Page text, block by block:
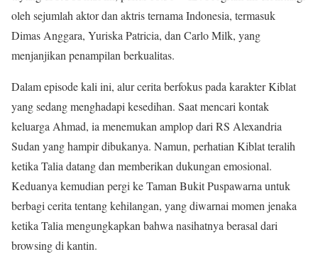
oleh sejumlah aktor dan aktris ternama Indonesia, termasuk
Dimas Anggara, Yuriska Patricia, dan Carlo Milk, yang
menjanjikan penampilan berkualitas.
Dalam episode kali ini, alur cerita berfokus pada karakter Kiblat
yang sedang menghadapi kesedihan. Saat mencari kontak
keluarga Ahmad, ia menemukan amplop dari RS Alexandria
Sudan yang hampir dibukanya. Namun, perhatian Kiblat teralih
ketika Talia datang dan memberikan dukungan emosional.
Keduanya kemudian pergi ke Taman Bukit Puspawarna untuk
berbagi cerita tentang kehilangan, yang diwarnai momen jenaka
ketika Talia mengungkapkan bahwa nasihatnya berasal dari
browsing di kantin.